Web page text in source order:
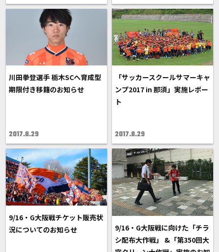
川田拳登選手 栃木SCへ育成型
期限付き移籍のお知らせ
2017.8.29
「サッカースクールサマーキャ
ンプ2017 in 那須」実施レポー
ト
2017.8.29
9/16・G大阪戦チケット販売状
況についてのお知らせ
9/16・G大阪戦に向けた「チラ
シ配布大作戦」 &「第350回大